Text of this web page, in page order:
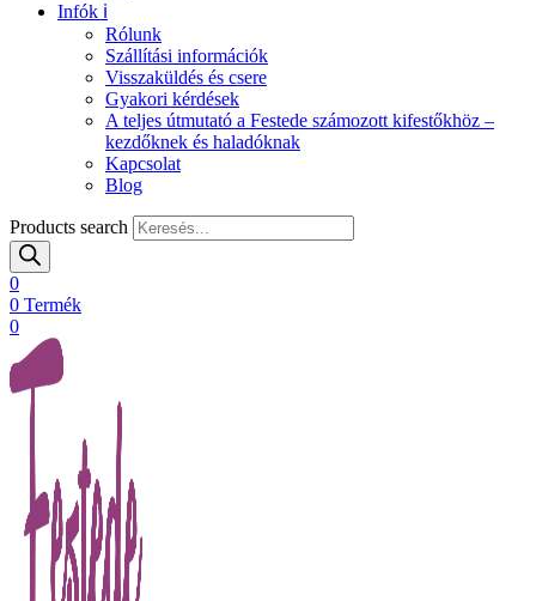
Infók ℹ️
Rólunk
Szállítási információk
Visszaküldés és csere
Gyakori kérdések
A teljes útmutató a Festede számozott kifestőkhöz –
kezdőknek és haladóknak
Kapcsolat
Blog
Products search
0
0 Termék
0